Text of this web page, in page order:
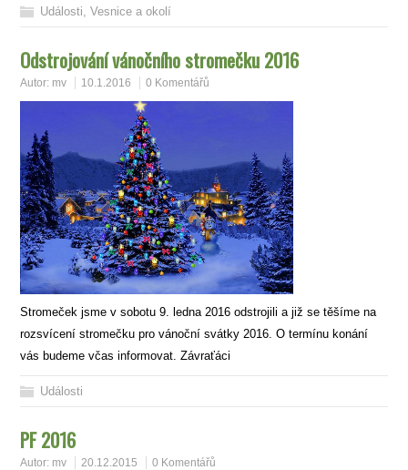
Události ,Vesnice a okolí
Odstrojování vánočního stromečku 2016
Autor: mv 10.1.2016 0 Komentářů
Stromeček jsme v sobotu 9. ledna 2016 odstrojili a již se těšíme na
rozsvícení stromečku pro vánoční svátky 2016. O termínu konání
vás budeme včas informovat. Závraťáci
Události
PF 2016
Autor: mv 20.12.2015 0 Komentářů